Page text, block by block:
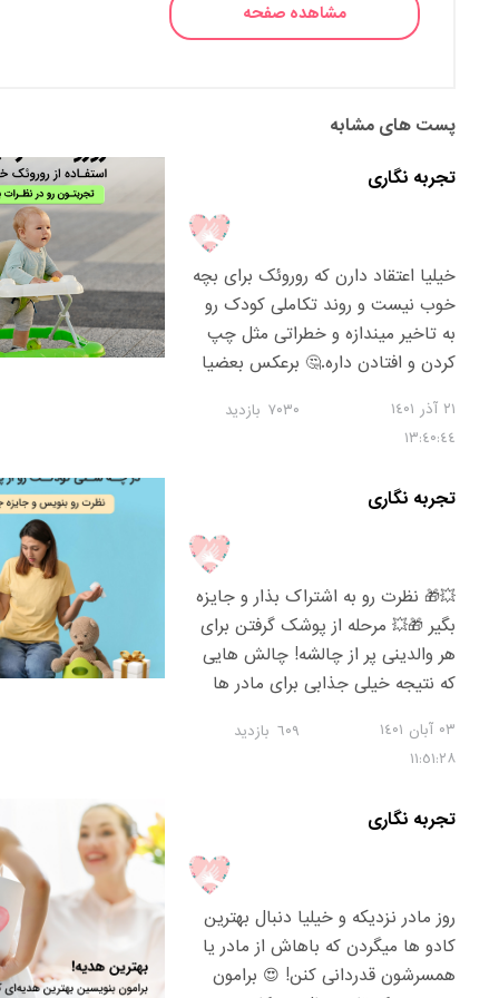
مشاهده صفحه
پست های مشابه
تجربه نگاری
خیلیا اعتقاد دارن که روروئک برای بچه
خوب نیست و روند تکاملی کودک رو
به تاخیر میندازه و خطراتی مثل چپ
کردن و افتادن داره.🤔 برعکس بعضیا
بچه زودتر راه بیفته. علاوه بر اون، این
وسیله انقدر برای بچه ها جذاب و
برای لحظاتی استراحت کنن و نفسی
تازه کنن 😅 حالا شما جزو کدوم دسته
این؟ این وسیله براتون مفید بوده یا
مضر؟ تجریبات و دانسته هاتون رو در
قسمت نظرات با بقیه مامان باباها به
اشتراک بذارین 🤩👇🏻
٢١ آذر ١٤۰١
١٣:٤۰:٤٤
٧۰٣۰ بازدید
تجربه نگاری
💥🎁 نظرت رو به اشتراک بذار و جایزه
بگیر 🎁💥 مرحله از پوشک گرفتن برای
هر والدینی پر از چالشه! چالش هایی
که نتیجه خیلی جذابی برای مادر ها
فرش ها همراهه 😂 برامون توی
قسمت نظر ها بنویس که چه سنی
رو این زیر از مامان ها بپرسی و از
تجربه هاشون استفاده کنی 😊 💥 بین
نظرات قرعه کشی میشه و یه هدیه
جذاب به برنده داده میشه 🥳 هدیه
یک کیف نقاشی ۴۸ تیکه است که
۰٣ آبان ١٤۰١
١١:٥١:٢٨
٦۰٩ بازدید
تجربه نگاری
روز مادر نزدیکه و خیلیا دنبال بهترین
کادو ها میگردن که باهاش از مادر یا
همسرشون قدردانی کنن! 😍 برامون